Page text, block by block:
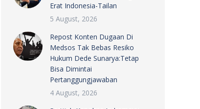
Erat Indonesia-Tailan
5 August, 2026
Repost Konten Dugaan Di
Medsos Tak Bebas Resiko
Hukum Dede Sunarya:Tetap
Bisa Dimintai
Pertanggungjawaban
4 August, 2026